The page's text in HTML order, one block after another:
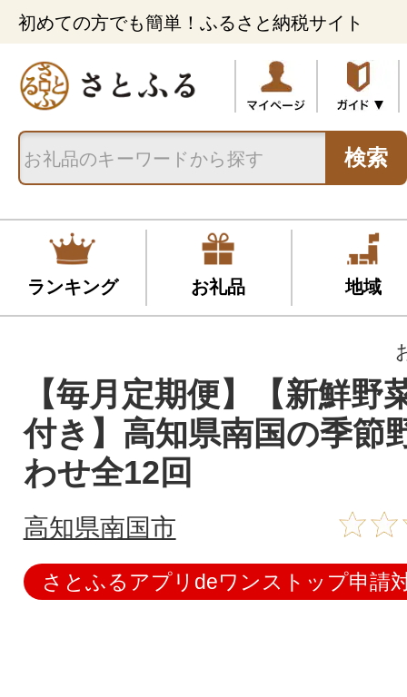
初めての方でも簡単！ふるさと納税サイト
検索
ランキング お礼品 地域
【毎月定期便】【新鮮野
付き】高知県南国の季節
わせ全12回
高知県南国市
さとふるアプリdeワンストップ申請